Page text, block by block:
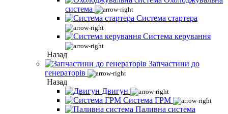
система
Система стартера
Система керування
Назад
Запчастини до
генераторів
Назад
Двигун
Система ГРМ
Паливна система